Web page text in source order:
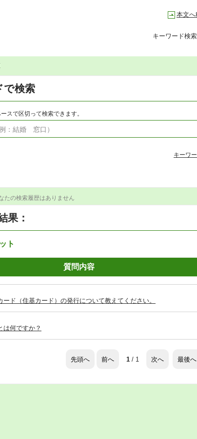
本文へ
キーワード検索
で検索
スで区切って検索できます。
キーワ
果：
ト
たの検索履歴はありません
質問内容
ード（住基カード）の発行について教えてください。
は何ですか？
先頭へ 前へ 1 / 1 次へ 最後へ